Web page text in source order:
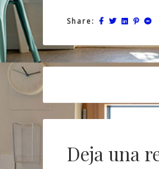
Share:
Post
Deja una